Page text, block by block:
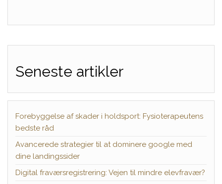
Seneste artikler
Forebyggelse af skader i holdsport: Fysioterapeutens
bedste råd
Avancerede strategier til at dominere google med
dine landingssider
Digital fraværsregistrering: Vejen til mindre elevfravær?